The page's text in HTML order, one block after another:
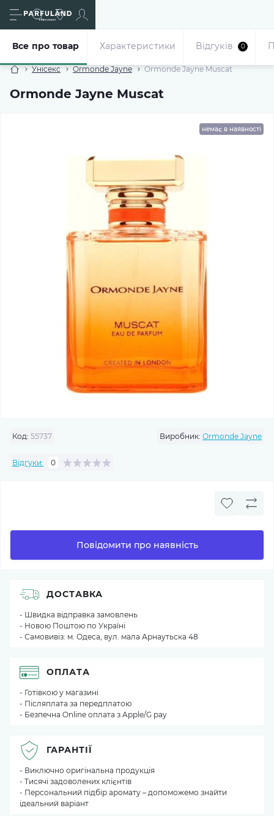
Унісекс Ormonde Jayne Ormonde Jayne Muscat
Ormonde Jayne Muscat
Все про товар Характеристики Відгуків 0
немає в наявності
Код: 55737 Виробник: Ormonde Jayne
Відгуки: 0
Повідомити про наявність
ДОСТАВКА
- Швидка відправка замовлень
- Новою Поштою по Україні
- Самовивіз: м. Одеса, вул. мала Арнаутьска 48
ОПЛАТА
- Готівкою у магазині
- Післяплата за передплатою
- Безпечна Online оплата з Apple/G pay
ГАРАНТІЇ
- Виключно оригінальна продукція
- Тисячі задоволених клієнтів
- Персональний підбір аромату – допоможемо знайти
ідеальний варіант